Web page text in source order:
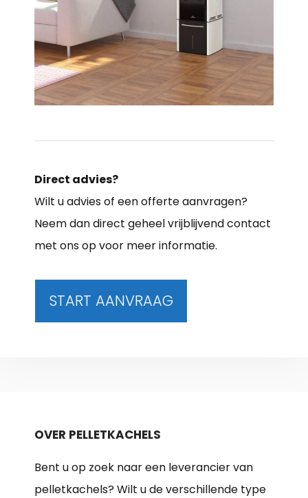
Direct advies?
Wilt u advies of een offerte aanvragen?
Neem dan direct geheel vrijblijvend contact
met ons op voor meer informatie.
START AANVRAAG
OVER PELLETKACHELS
Bent u op zoek naar een leverancier van
pelletkachels? Wilt u de verschillende type